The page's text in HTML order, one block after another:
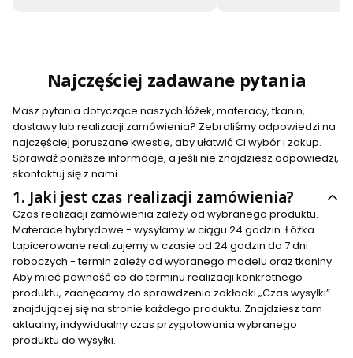
Najczęściej zadawane pytania
Masz pytania dotyczące naszych łóżek, materacy, tkanin,
dostawy lub realizacji zamówienia? Zebraliśmy odpowiedzi na
najczęściej poruszane kwestie, aby ułatwić Ci wybór i zakup.
Sprawdź poniższe informacje, a jeśli nie znajdziesz odpowiedzi,
skontaktuj się z nami.
1. Jaki jest czas realizacji zamówienia?
Czas realizacji zamówienia zależy od wybranego produktu.
Materace hybrydowe - wysyłamy w ciągu 24 godzin. Łóżka
tapicerowane realizujemy w czasie od 24 godzin do 7 dni
roboczych - termin zależy od wybranego modelu oraz tkaniny.
Aby mieć pewność co do terminu realizacji konkretnego
produktu, zachęcamy do sprawdzenia zakładki „Czas wysyłki”
znajdującej się na stronie każdego produktu. Znajdziesz tam
aktualny, indywidualny czas przygotowania wybranego
produktu do wysyłki.